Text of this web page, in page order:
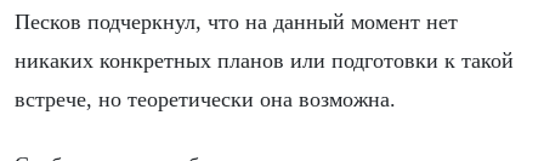
Песков подчеркнул, что на данный момент нет
никаких конкретных планов или подготовки к такой
встрече, но теоретически она возможна.